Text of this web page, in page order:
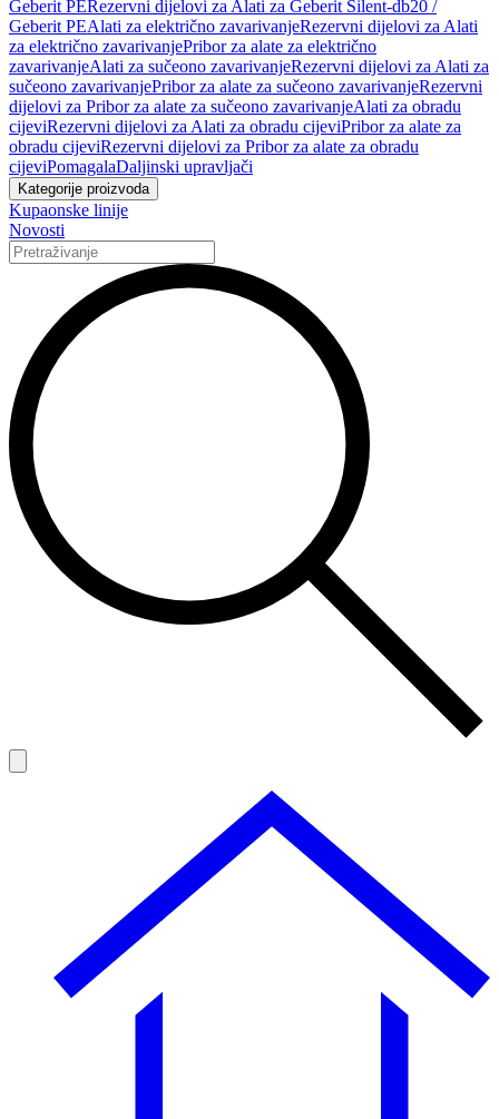
Geberit PERezervni dijelovi za Alati za Geberit Silent-db20 /
Geberit PEAlati za električno zavarivanjeRezervni dijelovi za Alati
za električno zavarivanjePribor za alate za električno
zavarivanjeAlati za sučeono zavarivanjeRezervni dijelovi za Alati za
sučeono zavarivanjePribor za alate za sučeono zavarivanjeRezervni
dijelovi za Pribor za alate za sučeono zavarivanjeAlati za obradu
cijeviRezervni dijelovi za Alati za obradu cijeviPribor za alate za
obradu cijeviRezervni dijelovi za Pribor za alate za obradu
cijeviPomagalaDaljinski upravljači
Kategorije proizvoda
Kupaonske linije
Novosti